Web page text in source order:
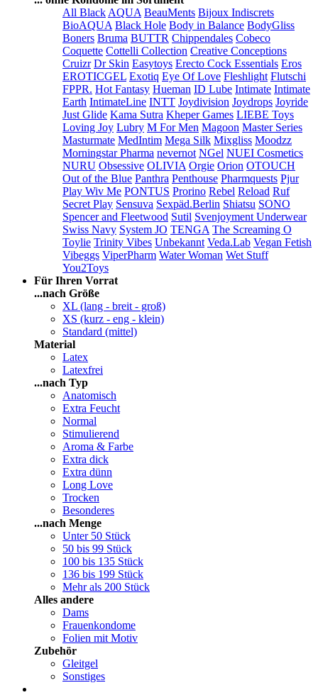
All Black AQUA BeauMents Bijoux Indiscrets
BioAQUA Black Hole Body in Balance BodyGliss
Boners Bruma BUTTR Chippendales Cobeco
Coquette Cottelli Collection Creative Conceptions
Cruizr Dr Skin Easytoys Erecto Cock Essentials Eros
EROTICGEL Exotiq Eye Of Love Fleshlight Flutschi
FPPR. Hot Fantasy Hueman ID Lube Intimate Intimate
Earth IntimateLine INTT Joydivision Joydrops Joyride
Just Glide Kama Sutra Kheper Games LIEBE Toys
Loving Joy Lubry M For Men Magoon Master Series
Masturmate MedIntim Mega Silk Mixgliss Moodzz
Morningstar Pharma nevernot NGel NUEI Cosmetics
NURU Obsessive OLIVIA Orgie Orion OTOUCH
Out of the Blue Panthra Penthouse Pharmquests Pjur
Play Wiv Me PONTUS Prorino Rebel Reload Ruf
Secret Play Sensuva Sexpäd.Berlin Shiatsu SONO
Spencer and Fleetwood Sutil Svenjoyment Underwear
Swiss Navy System JO TENGA The Screaming O
Toylie Trinity Vibes Unbekannt Veda.Lab Vegan Fetish
Vibeggs ViperPharm Water Woman Wet Stuff
You2Toys
Für Ihren Vorrat
...nach Größe
XL (lang - breit - groß)
XS (kurz - eng - klein)
Standard (mittel)
Material
Latex
Latexfrei
...nach Typ
Anatomisch
Extra Feucht
Normal
Stimulierend
Aroma & Farbe
Extra dick
Extra dünn
Long Love
Trocken
Besonderes
...nach Menge
Unter 50 Stück
50 bis 99 Stück
100 bis 135 Stück
136 bis 199 Stück
Mehr als 200 Stück
Alles andere
Dams
Frauenkondome
Folien mit Motiv
Zubehör
Gleitgel
Sonstiges